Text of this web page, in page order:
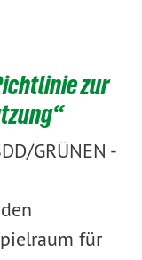
zur
GRÜNEN -
für